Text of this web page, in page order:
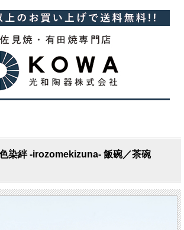
染絆 -irozomekizuna- 飯碗／茶碗